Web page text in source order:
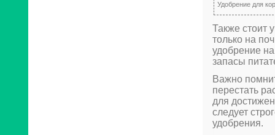
Удобрение для
Также стоит
только на
удобрение
запасы
Важно
перестать
для
следует
удобрения.